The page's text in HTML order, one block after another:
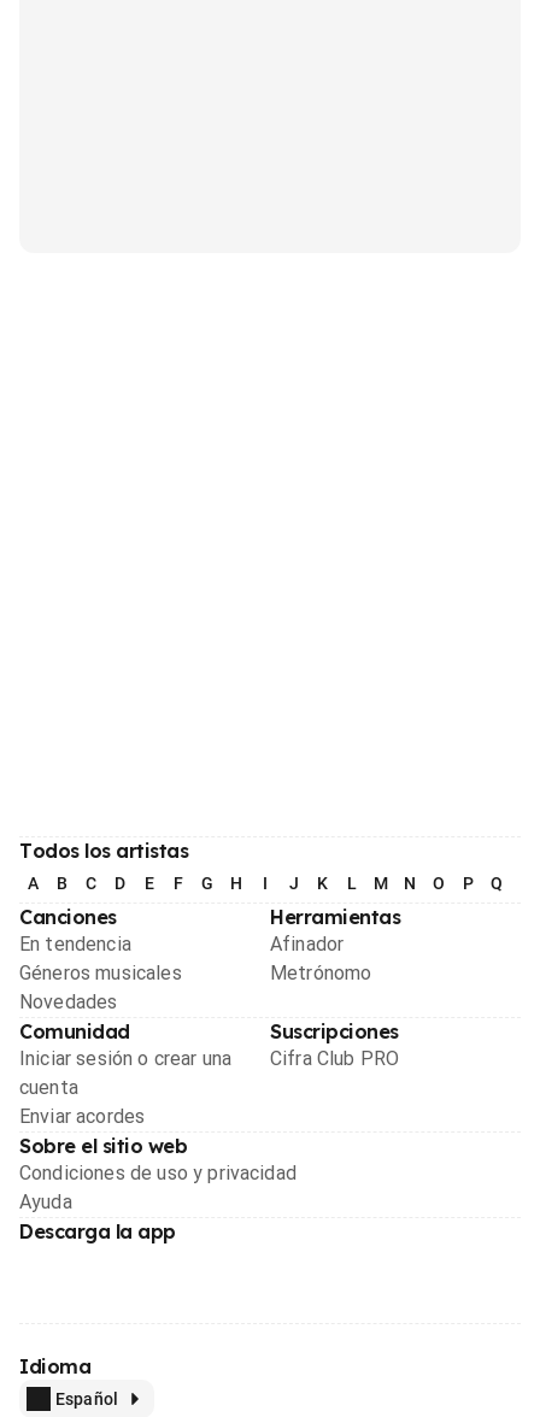
Todos los artistas
A B C D E F G H I J K L M N O P Q
Canciones
En tendencia
Géneros musicales
Novedades
Herramientas
Afinador
Metrónomo
Comunidad
Iniciar sesión o crear una
cuenta
Enviar acordes
Suscripciones
Cifra Club PRO
Sobre el sitio web
Condiciones de uso y privacidad
Ayuda
Descarga la app
Idioma
Español